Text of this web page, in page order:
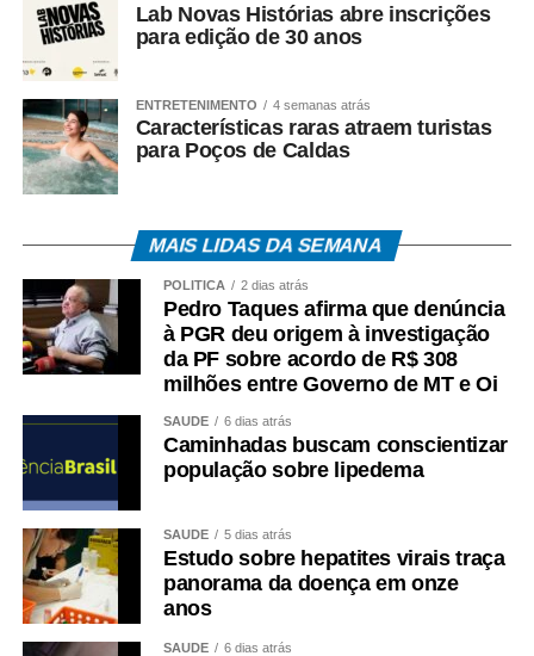
Lab Novas Histórias abre inscrições
para edição de 30 anos
ENTRETENIMENTO 4 semanas atrás
Características raras atraem turistas
para Poços de Caldas
MAIS LIDAS DA SEMANA
POLÍTICA 2 dias atrás
Pedro Taques afirma que denúncia
à PGR deu origem à investigação
da PF sobre acordo de R$ 308
milhões entre Governo de MT e Oi
SAÚDE 6 dias atrás
Caminhadas buscam conscientizar
população sobre lipedema
SAÚDE 5 dias atrás
Estudo sobre hepatites virais traça
panorama da doença em onze
anos
SAÚDE 6 dias atrás